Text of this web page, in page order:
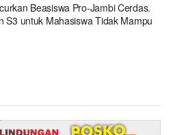
Beasiswa Pro-Jambi Cerdas.
S3 untuk Mahasiswa Tidak Mampu